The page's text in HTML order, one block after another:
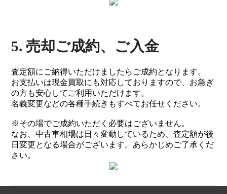
5. 売却ご成約、ご入金
査定額にご納得いただけましたらご成約となります。
お支払いは現金買取にも対応しておりますので、お急ぎ
の方も安心してご利用いただけます。
名義変更などの各種手続きもすべてお任せください。
※その場でご成約いただく必要はございません。
なお、中古車相場は日々変動しているため、査定額が後
日変更となる場合がございます。あらかじめご了承くだ
さい。